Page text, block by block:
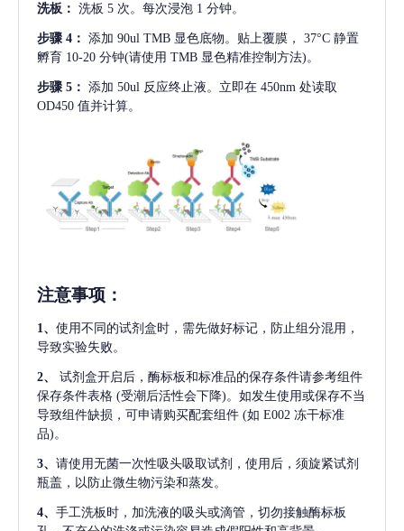
洗板： 洗板 5 次。每次浸泡 1 分钟。
步骤 4： 添加 90ul TMB 显色底物。贴上覆膜， 37°C 静置
孵育 10-20 分钟(请使用 TMB 显色精准控制方法)。
步骤 5： 添加 50ul 反应终止液。立即在 450nm 处读取
OD450 值并计算。
注意事项 ：
1、 使用不同的试剂盒时，需先做好标记，防止组分混用，
导致实验失败。
2、
试剂盒开启后，酶标板和标准品的保存条件请参考组件
保存条件表格 (受潮后活性会下降)。如发生使用或保存不当
导致组件缺损，可申请购买配套组件 (如 E002 冻干标准
品)。
3、 请使用无菌一次性吸头吸取试剂，使用后，须旋紧试剂
瓶盖，以防止微生物污染和蒸发。
4、 手工洗板时，加洗液的吸头或滴管，切勿接触酶标板